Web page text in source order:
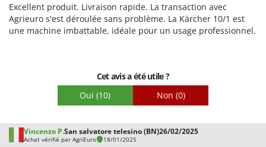
Qualité / Prix
Facilité de montage
Excellent produit. Livraison rapide. La transaction avec
Agrieuro s'est déroulée sans problème. La Kärcher 10/1 est
une machine imbattable, idéale pour un usage professionnel.
Cet avis a été utile ?
Oui (10) Non (0)
Vincenzo P.San salvatore telesino (BN)26/02/2025
Achat vérifié par AgriEuro 18/01/2025